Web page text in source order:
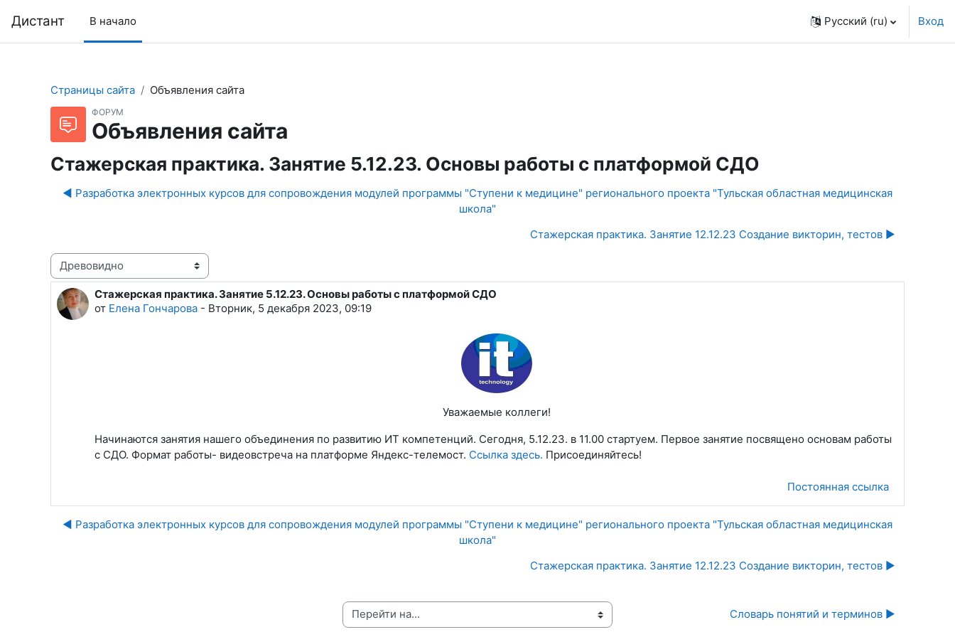
Дистант В начало Русский ‎(ru)‎ Вход
Страницы сайта Объявления сайта
ФОРУМ
Объявления сайта
Стажерская практика. Занятие 5.12.23. Основы работы с платформой СДО
◀︎ Разработка электронных курсов для сопровождения модулей программы "Ступени к медицине" регионального проекта "Тульская областная медицинская
школа"
Стажерская практика. Занятие 12.12.23 Создание викторин, тестов ▶︎
отображения
Стажерская практика. Занятие 5.12.23. Основы работы с платформой СДО
от Елена Гончарова - Вторник, 5 декабря 2023, 09:19
Количество ответов: 0
Уважаемые коллеги!
Начинаются занятия нашего объединения по развитию ИТ компетенций. Сегодня, 5.12.23. в 11.00 стартуем. Первое занятие посвящено основам работы
с СДО. Формат работы- видеовстреча на платформе Яндекс-телемост. Ссылка здесь. Присоединяйтесь!
Постоянная ссылка
◀︎ Разработка электронных курсов для сопровождения модулей программы "Ступени к медицине" регионального проекта "Тульская областная медицинская
школа"
Стажерская практика. Занятие 12.12.23 Создание викторин, тестов ▶︎
Перейти на... Словарь понятий и терминов ▶︎